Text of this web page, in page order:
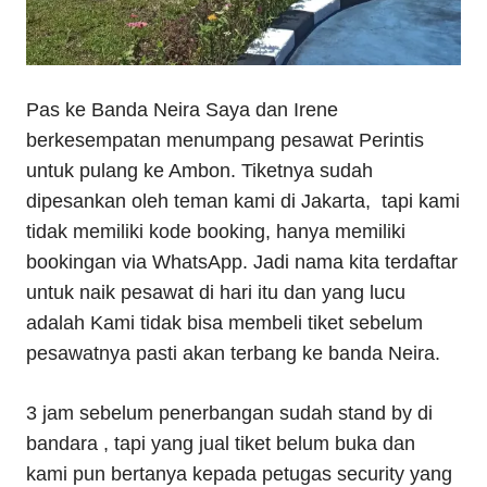
Pas ke Banda Neira Saya dan Irene
berkesempatan menumpang pesawat Perintis
untuk pulang ke Ambon. Tiketnya sudah
dipesankan oleh teman kami di Jakarta, tapi kami
tidak memiliki kode booking, hanya memiliki
bookingan via WhatsApp. Jadi nama kita terdaftar
untuk naik pesawat di hari itu dan yang lucu
adalah Kami tidak bisa membeli tiket sebelum
pesawatnya pasti akan terbang ke banda Neira.
3 jam sebelum penerbangan sudah stand by di
bandara , tapi yang jual tiket belum buka dan
kami pun bertanya kepada petugas security yang